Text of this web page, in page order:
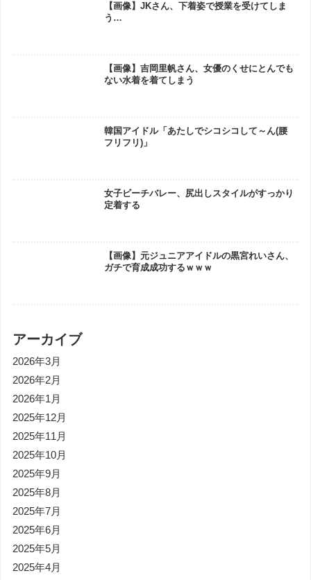
【画像】JKさん、下着姿で授業を受けてしま
う…
【画像】吉岡里帆さん、女優のくせにとんでも
ない水着を着てしまう
韓国アイドル「あたしでシコシコして～ん(腰
フリフリ)」
女子ビーチバレー、尻出しスタイルがすっかり
定着する
【画像】元ジュニアアイドルの黒宮れいさん、
ガチで育成成功するｗｗｗ
アーカイブ
2026年3月
2026年2月
2026年1月
2025年12月
2025年11月
2025年10月
2025年9月
2025年8月
2025年7月
2025年6月
2025年5月
2025年4月